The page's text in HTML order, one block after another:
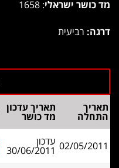
מד כושר ישראלי: 1658
דרגה: רביעית
תאריך
התחלה
תאריך עדכון
מד כושר
02/05/2011 עדכון
30/06/2011